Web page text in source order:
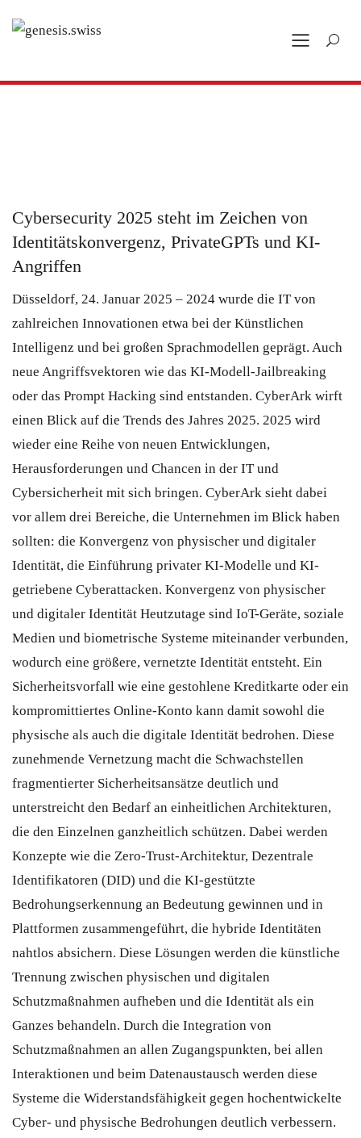
Cybersecurity 2025 steht im Zeichen von
Identitätskonvergenz, PrivateGPTs und KI-
Angriffen
Düsseldorf, 24. Januar 2025 – 2024 wurde die IT von
zahlreichen Innovationen etwa bei der Künstlichen
Intelligenz und bei großen Sprachmodellen geprägt. Auch
neue Angriffsvektoren wie das KI-Modell-Jailbreaking
oder das Prompt Hacking sind entstanden. CyberArk wirft
einen Blick auf die Trends des Jahres 2025. 2025 wird
wieder eine Reihe von neuen Entwicklungen,
Herausforderungen und Chancen in der IT und
Cybersicherheit mit sich bringen. CyberArk sieht dabei
vor allem drei Bereiche, die Unternehmen im Blick haben
sollten: die Konvergenz von physischer und digitaler
Identität, die Einführung privater KI-Modelle und KI-
getriebene Cyberattacken. Konvergenz von physischer
und digitaler Identität Heutzutage sind IoT-Geräte, soziale
Medien und biometrische Systeme miteinander verbunden,
wodurch eine größere, vernetzte Identität entsteht. Ein
Sicherheitsvorfall wie eine gestohlene Kreditkarte oder ein
kompromittiertes Online-Konto kann damit sowohl die
physische als auch die digitale Identität bedrohen. Diese
zunehmende Vernetzung macht die Schwachstellen
fragmentierter Sicherheitsansätze deutlich und
unterstreicht den Bedarf an einheitlichen Architekturen,
die den Einzelnen ganzheitlich schützen. Dabei werden
Konzepte wie die Zero-Trust-Architektur, Dezentrale
Identifikatoren (DID) und die KI-gestützte
Bedrohungserkennung an Bedeutung gewinnen und in
Plattformen zusammengeführt, die hybride Identitäten
nahtlos absichern. Diese Lösungen werden die künstliche
Trennung zwischen physischen und digitalen
Schutzmaßnahmen aufheben und die Identität als ein
Ganzes behandeln. Durch die Integration von
Schutzmaßnahmen an allen Zugangspunkten, bei allen
Interaktionen und beim Datenaustausch werden diese
Systeme die Widerstandsfähigkeit gegen hochentwickelte
Cyber- und physische Bedrohungen deutlich verbessern.